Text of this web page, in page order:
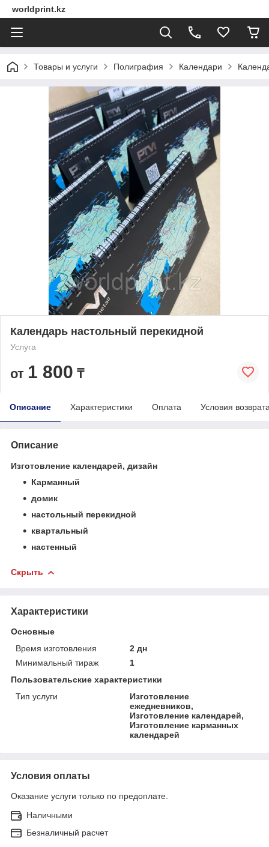
worldprint.kz
Товары и услуги Полиграфия Календари
Календарь настольный перекидной
Услуга
от 1 800 ₸
Описание Характеристики Оплата Условия
Описание
Изготовление календарей, дизайн
Карманный
домик
настольный перекидной
квартальный
настенный
Скрыть
Характеристики
Основные
Время изготовления
2 дн
Минимальный тираж
1
Пользовательские характеристики
Тип услуги
Изготовление
ежедневников,
Изготовление календарей,
Изготовление карманных
календарей
Условия оплаты
Оказание услуги только по предоплате.
Наличными
Безналичный расчет